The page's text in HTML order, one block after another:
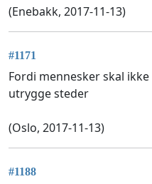
(Enebakk, 2017-11-13)
#1171
Fordi mennesker skal
utrygge steder
(Oslo, 2017-11-13)
#1188